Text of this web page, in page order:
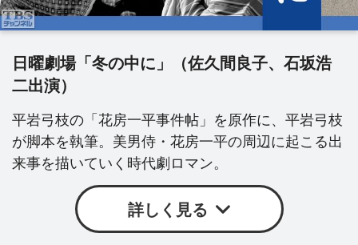
日曜劇場「冬の中に」（佐久間良子、石坂浩
二出演）
平岩弓枝の「花房一平事件帖」を原作に、平岩弓枝
が脚本を執筆。美男侍・花房一平の周辺に起こる出
来事を描いていく時代劇ロマン。
詳しく見る